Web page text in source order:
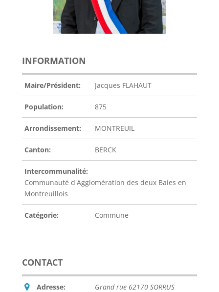
INFORMATION
Maire/Président: Jacques FLAHAUT
Population: 875
Arrondissement: MONTREUIL
Canton: BERCK
Intercommunalité:
Communauté d'Agglomération des deux Baies en
Montreuillois
Catégorie: Commune
CONTACT
Adresse: Grand rue 62170 SORRUS